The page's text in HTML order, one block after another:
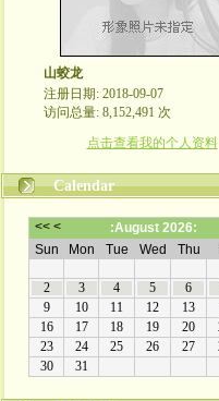
山蛟龙
注册日期: 2018-09-07
访问总量: 8,152,491 次
点击查看我的个人资料
Calendar